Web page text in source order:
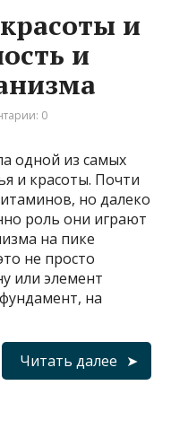
и
и
0
одной из самых
и красоты. Почти
но далеко
роль они играют
на пике
не просто
или элемент
на
Читать далее